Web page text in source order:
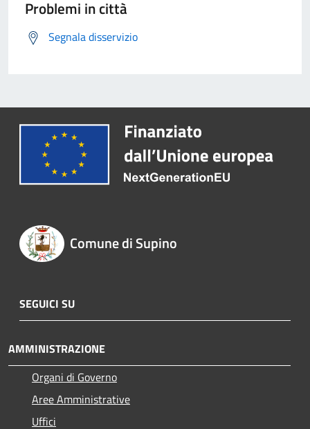
Problemi in città
Segnala disservizio
Comune di Supino
SEGUICI SU
AMMINISTRAZIONE
Organi di Governo
Aree Amministrative
Uffici